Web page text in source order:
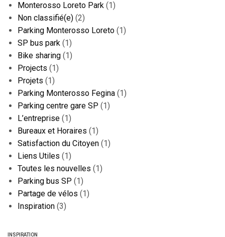
Monterosso Loreto Park (1)
Non classifié(e) (2)
Parking Monterosso Loreto (1)
SP bus park (1)
Bike sharing (1)
Projects (1)
Projets (1)
Parking Monterosso Fegina (1)
Parking centre gare SP (1)
L’entreprise (1)
Bureaux et Horaires (1)
Satisfaction du Citoyen (1)
Liens Utiles (1)
Toutes les nouvelles (1)
Parking bus SP (1)
Partage de vélos (1)
Inspiration (3)
INSPIRATION